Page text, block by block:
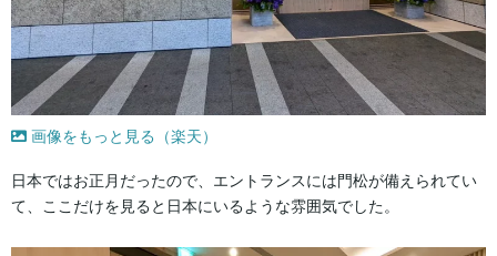
画像をもっと見る（楽天）
日本ではお正月だったので、エントランスには門松が備えられてい
て、ここだけを見ると日本にいるような雰囲気でした。